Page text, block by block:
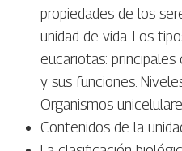
propiedades de los
unidad de vida. Los
eucariotas:
y sus funciones.
Organismos
Contenidos de la